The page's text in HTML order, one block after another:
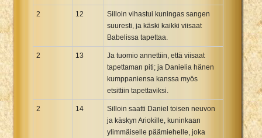
2 12
Silloin vihastui kuningas sangen
suuresti, ja käski kaikki viisaat
Babelissa tapettaa.
2 13
Ja tuomio annettiin, että viisaat
tapettaman piti; ja Danielia hänen
kumppaniensa kanssa myös
etsittiin tapettaviksi.
2 14
Silloin saatti Daniel toisen neuvon
ja käskyn Ariokille, kuninkaan
ylimmäiselle päämiehelle, joka